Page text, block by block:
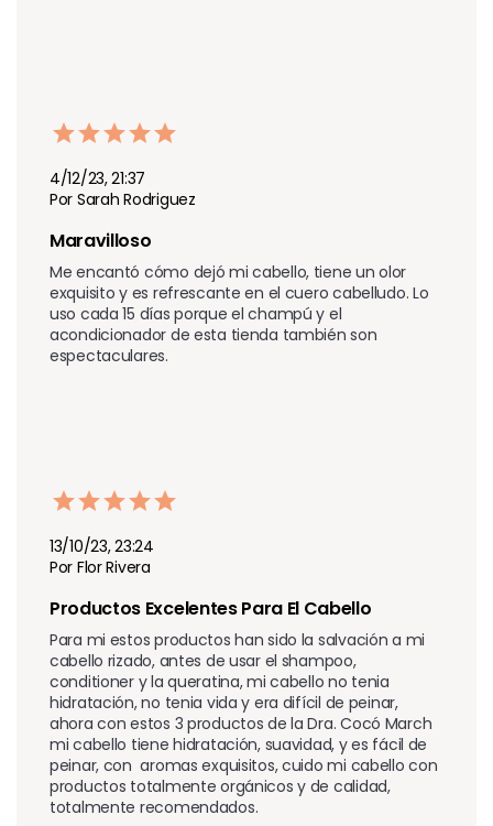
4/12/23, 21:37
Por Sarah Rodriguez
Maravilloso
Me encantó cómo dejó mi cabello, tiene un olor
exquisito y es refrescante en el cuero cabelludo. Lo
uso cada 15 días porque el champú y el
acondicionador de esta tienda también son
espectaculares.
13/10/23, 23:24
Por Flor Rivera
Productos Excelentes Para El Cabello
Para mi estos productos han sido la salvación a mi
cabello rizado, antes de usar el shampoo,
conditioner y la queratina, mi cabello no tenia
hidratación, no tenia vida y era difícil de peinar,
ahora con estos 3 productos de la Dra. Cocó March
mi cabello tiene hidratación, suavidad, y es fácil de
peinar, con  aromas exquisitos, cuido mi cabello con
productos totalmente orgánicos y de calidad,
totalmente recomendados.